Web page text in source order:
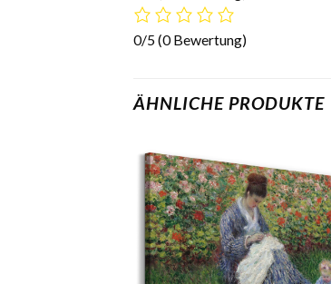
0/5(0 Bewertung)
ÄHNLICHE PRODUKTE